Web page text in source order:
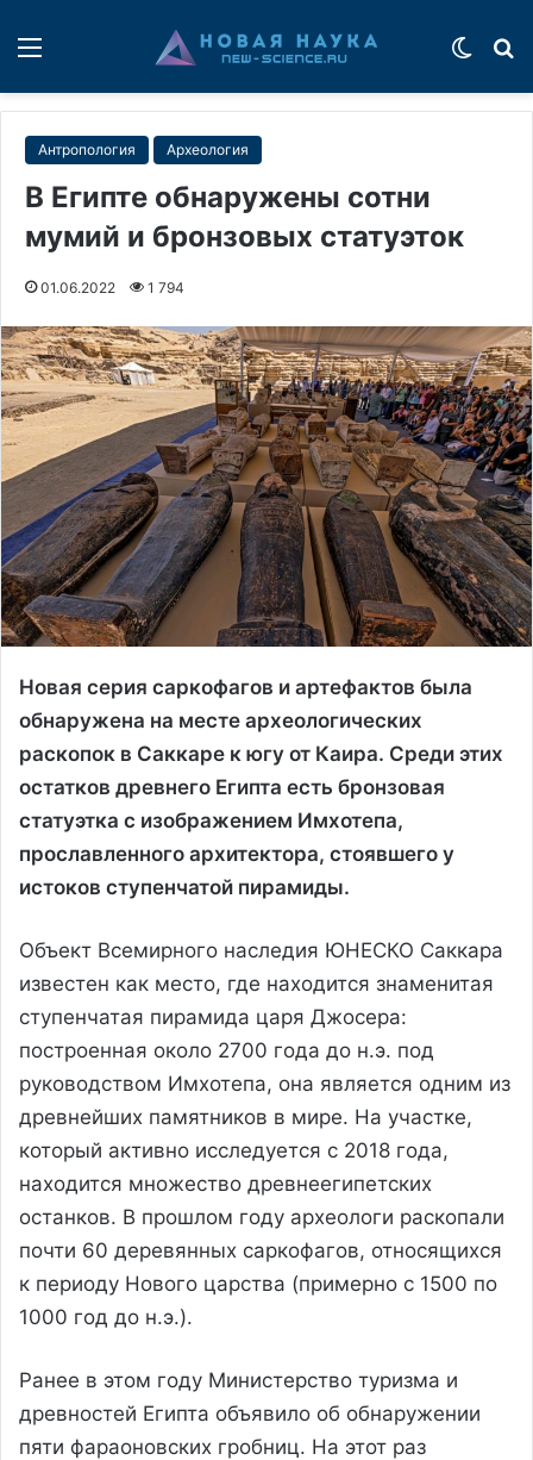
Антропология Археология
В Египте обнаружены сотни
мумий и бронзовых статуэток
01.06.2022 1 794
Новая серия саркофагов и артефактов была
обнаружена на месте археологических
раскопок в Саккаре к югу от Каира. Среди этих
остатков древнего Египта есть бронзовая
статуэтка с изображением Имхотепа,
прославленного архитектора, стоявшего у
истоков ступенчатой ​​пирамиды.
Объект Всемирного наследия ЮНЕСКО Саккара
известен как место, где находится знаменитая
ступенчатая пирамида царя Джосера:
построенная около 2700 года до н.э. под
руководством Имхотепа, она является одним из
древнейших памятников в мире. На участке,
который активно исследуется с 2018 года,
находится множество древнеегипетских
останков. В прошлом году археологи раскопали
почти 60 деревянных саркофагов, относящихся
к периоду Нового царства (примерно с 1500 по
1000 год до н.э.).
Ранее в этом году Министерство туризма и
древностей Египта объявило об обнаружении
пяти фараоновских гробниц. На этот раз